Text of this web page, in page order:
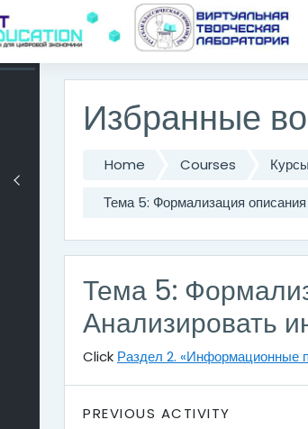
Skip to main content
Избранные
Home Courses
Тема 5: Формализация
Тема 5:
Анализировать
Click Раздел 2. «Информационные
PREVIOUS ACTIVITY